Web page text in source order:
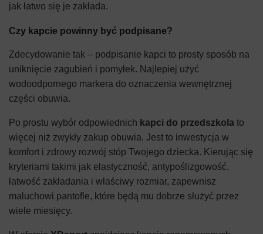
jak łatwo się je zakłada.
Czy kapcie powinny być podpisane?
Zdecydowanie tak – podpisanie kapci to prosty sposób na
uniknięcie zagubień i pomyłek. Najlepiej użyć
wodoodpornego markera do oznaczenia wewnętrznej
części obuwia.
Po prostu wybór odpowiednich kapci do przedszkola to
więcej niż zwykły zakup obuwia. Jest to inwestycja w
komfort i zdrowy rozwój stóp Twojego dziecka. Kierując się
kryteriami takimi jak elastyczność, antypoślizgowość,
łatwość zakładania i właściwy rozmiar, zapewnisz
maluchowi pantofle, które będą mu dobrze służyć przez
wiele miesięcy.